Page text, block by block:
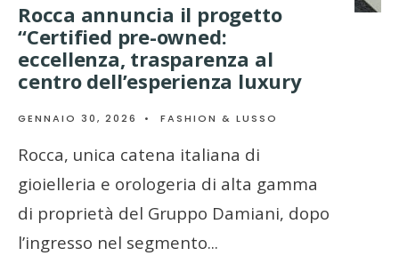
Rocca annuncia il progetto
“Certified pre-owned:
eccellenza, trasparenza al
centro dell’esperienza luxury
GENNAIO 30, 2026 • FASHION & LUSSO
Rocca, unica catena italiana di
gioielleria e orologeria di alta gamma
di proprietà del Gruppo Damiani, dopo
l’ingresso nel segmento...